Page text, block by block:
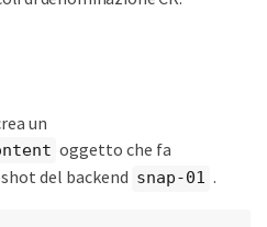
un
oggetto che fa
del backend snap-01 .